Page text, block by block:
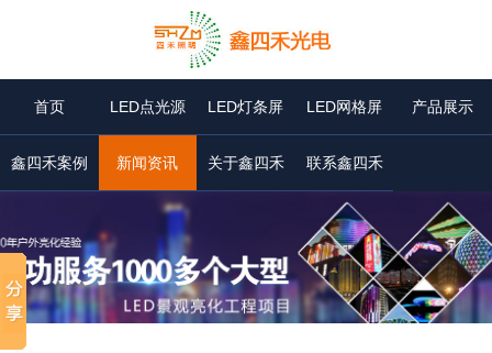
首页 LED点光源 LED灯条屏 LED网格屏 产品展示
鑫四禾案例 新闻资讯 关于鑫四禾 联系鑫四禾